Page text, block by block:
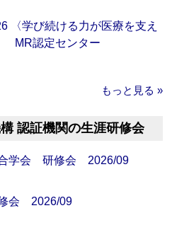
〈学び続ける力が医療を支え
MR認定センター
もっと見る »
認証機関の生涯研修会
合学会 研修会 2026/09
会 2026/09